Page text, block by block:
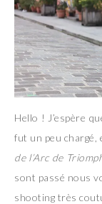
Hello ! J’espère
fut un peu chargé,
de l’Arc de
sont passé nous
shooting très